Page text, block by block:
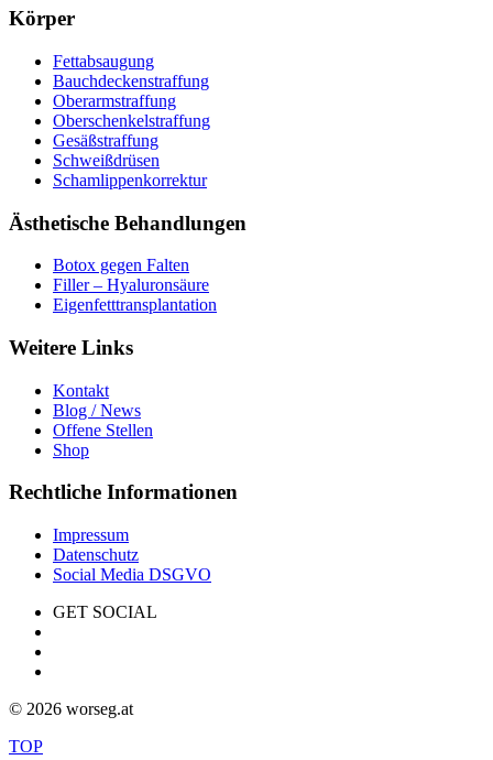
Körper
Fettabsaugung
Bauchdeckenstraffung
Oberarmstraffung
Oberschenkelstraffung
Gesäßstraffung
Schweißdrüsen
Schamlippenkorrektur
Ästhetische Behandlungen
Botox gegen Falten
Filler – Hyaluronsäure
Eigenfetttransplantation
Weitere Links
Kontakt
Blog / News
Offene Stellen
Shop
Rechtliche Informationen
Impressum
Datenschutz
Social Media DSGVO
GET SOCIAL
© 2026 worseg.at
TOP